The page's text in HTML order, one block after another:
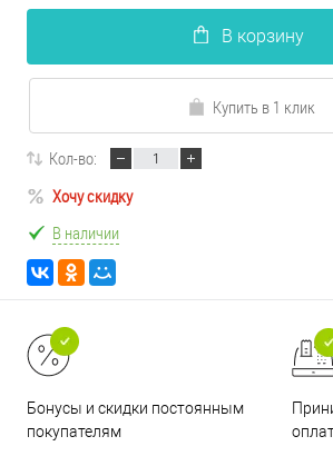
В корзину
Купить в 1 клик
Кол-во:
Хочу скидку
В наличии
Бонусы и скидки постоянным
покупателям